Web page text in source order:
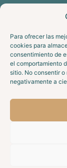
Para ofrecer las
cookies para
consentimiento de
el comportamiento
sitio. No consentir
negativamente a